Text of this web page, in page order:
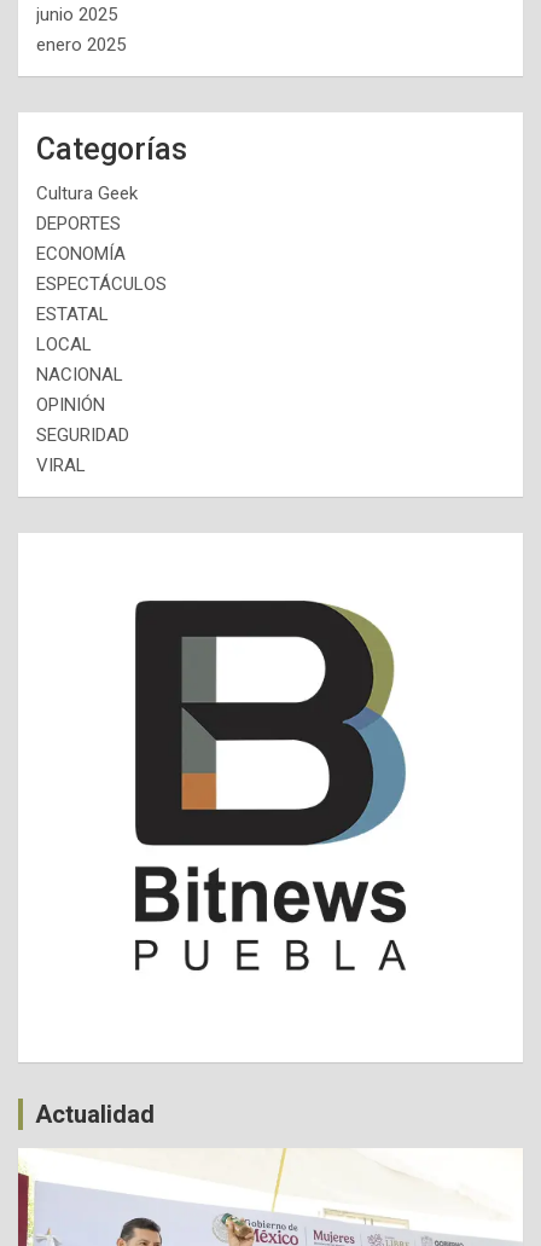
junio 2025
enero 2025
Categorías
Cultura Geek
DEPORTES
ECONOMÍA
ESPECTÁCULOS
ESTATAL
LOCAL
NACIONAL
OPINIÓN
SEGURIDAD
VIRAL
Actualidad